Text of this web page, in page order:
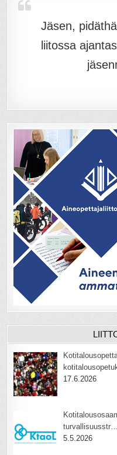
Jäsen,
liitossa
17.6.2026
turvallisuusstr…
5.5.2026